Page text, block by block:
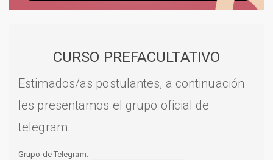
CURSO PREFACULTATIVO
Estimados/as postulantes, a continuación
les presentamos el grupo oficial de
telegram.
Grupo de Telegram: